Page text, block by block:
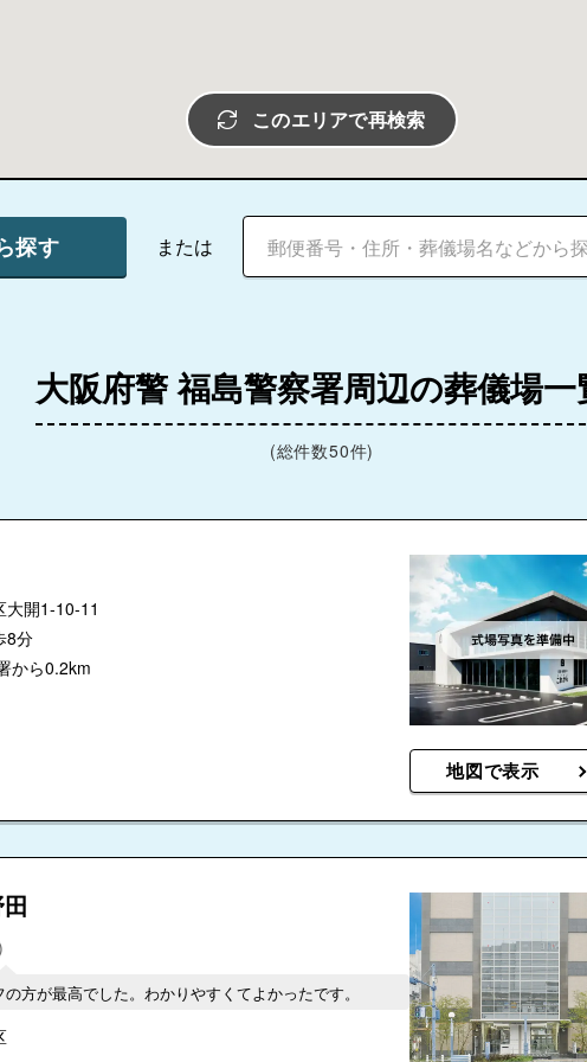
このエリアで再検索
探す または
大阪府警 福島警察署周辺の葬儀場一
(総件数50件)
大開1-10-11
8分
から0.2km
地図で表示
方が最高でした。わかりやすくてよかったです。